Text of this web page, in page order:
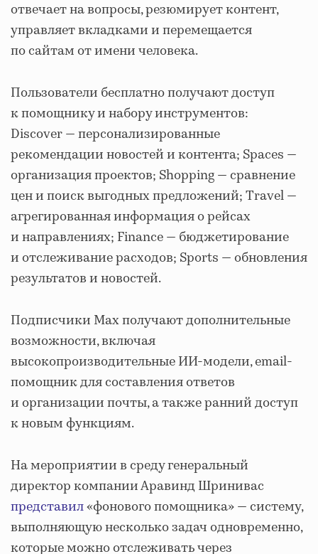
отвечает на вопросы, резюмирует контент,
управляет вкладками и перемещается
по сайтам от имени человека.
Пользователи бесплатно получают доступ
к помощнику и набору инструментов:
Discover — персонализированные
рекомендации новостей и контента; Spaces —
организация проектов; Shopping — сравнение
цен и поиск выгодных предложений; Travel —
агрегированная информация о рейсах
и направлениях; Finance — бюджетирование
и отслеживание расходов; Sports — обновления
результатов и новостей.
Подписчики Max получают дополнительные
возможности, включая
высокопроизводительные ИИ-модели, email-
помощник для составления ответов
и организации почты, а также ранний доступ
к новым функциям.
На мероприятии в среду генеральный
директор компании Аравинд Шринивас
представил«фонового помощника» — систему,
выполняющую несколько задач одновременно,
которые можно отслеживать через